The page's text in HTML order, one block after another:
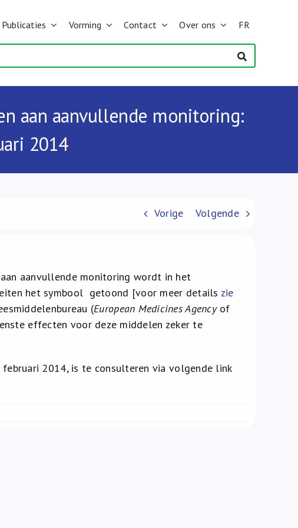
Publicaties Vorming Contact Over ons FR
aan aanvullende monitoring:
2014
Vorige Volgende
aanvullende monitoring wordt in het
het symbool getoond [voor meer details zie
(European Medicines Agencyof
effecten voor deze middelen zeker te
2014, is te consulteren via volgende link